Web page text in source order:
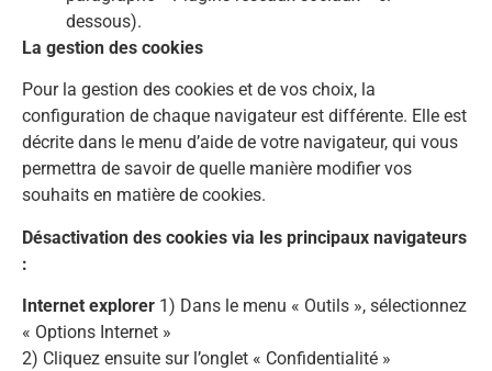
dessous).
La gestion des cookies
Pour la gestion des cookies et de vos choix, la
configuration de chaque navigateur est différente. Elle est
décrite dans le menu d’aide de votre navigateur, qui vous
permettra de savoir de quelle manière modifier vos
souhaits en matière de cookies.
Désactivation des cookies via les principaux navigateurs
:
Internet explorer 1) Dans le menu « Outils », sélectionnez
« Options Internet »
2) Cliquez ensuite sur l’onglet « Confidentialité »